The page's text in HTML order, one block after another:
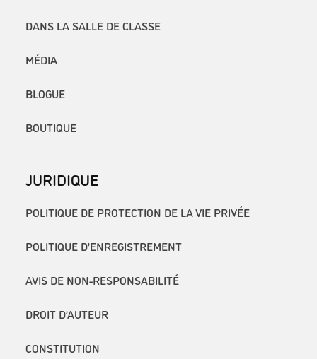
DANS LA SALLE DE CLASSE
MÉDIA
BLOGUE
BOUTIQUE
JURIDIQUE
POLITIQUE DE PROTECTION DE LA VIE PRIVÉE
POLITIQUE D’ENREGISTREMENT
AVIS DE NON-RESPONSABILITÉ
DROIT D’AUTEUR
CONSTITUTION